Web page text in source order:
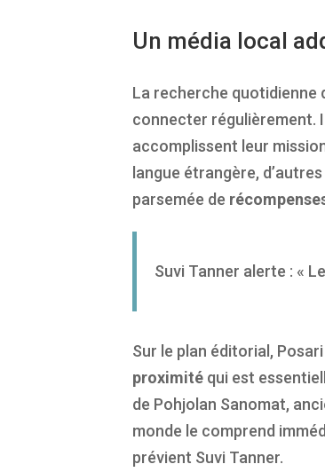
Un média local
La recherche quotidienne
connecter régulièrement.
accomplissent leur
langue étrangère,
parsemée de
Suvi Tanner alerte : «
Sur le plan éditorial,
proximité qui est
de Pohjolan Sanomat,
monde le comprend
prévient Suvi Tanner.